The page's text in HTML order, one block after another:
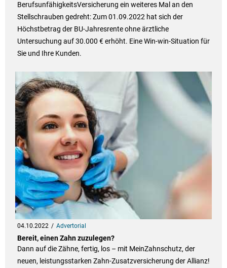
BerufsunfähigkeitsVersicherung ein weiteres Mal an den
Stellschrauben gedreht: Zum 01.09.2022 hat sich der
Höchstbetrag der BU-Jahresrente ohne ärztliche
Untersuchung auf 30.000 € erhöht. Eine Win-win-Situation für
Sie und Ihre Kunden.
04.10.2022 Advertorial
Bereit, einen Zahn zuzulegen?
Dann auf die Zähne, fertig, los – mit MeinZahnschutz, der
neuen, leistungsstarken Zahn-Zusatzversicherung der Allianz!